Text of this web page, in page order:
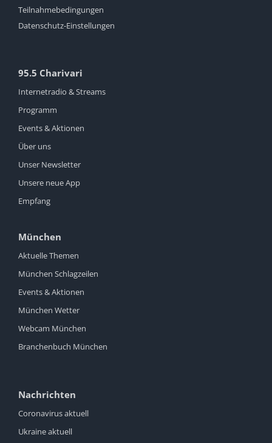
Teilnahmebedingungen
Datenschutz-Einstellungen
95.5 Charivari
Internetradio & Streams
Programm
Events & Aktionen
Über uns
Unser Newsletter
Unsere neue App
Empfang
München
Aktuelle Themen
München Schlagzeilen
Events & Aktionen
München Wetter
Webcam München
Branchenbuch München
Nachrichten
Coronavirus aktuell
Ukraine aktuell